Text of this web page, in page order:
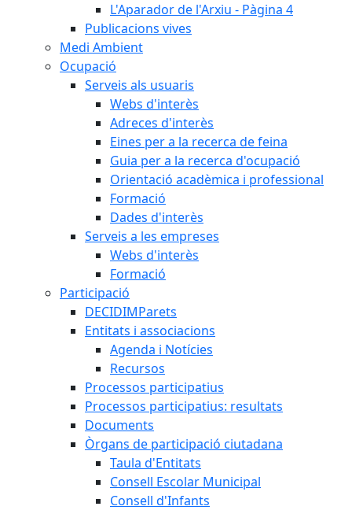
L'Aparador de l'Arxiu - Pàgina 4
Publicacions vives
Medi Ambient
Ocupació
Serveis als usuaris
Webs d'interès
Adreces d'interès
Eines per a la recerca de feina
Guia per a la recerca d'ocupació
Orientació acadèmica i professional
Formació
Dades d'interès
Serveis a les empreses
Webs d'interès
Formació
Participació
DECIDIMParets
Entitats i associacions
Agenda i Notícies
Recursos
Processos participatius
Processos participatius: resultats
Documents
Òrgans de participació ciutadana
Taula d'Entitats
Consell Escolar Municipal
Consell d'Infants